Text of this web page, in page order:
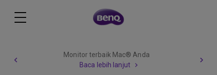
Monitor terbaik Mac® Anda
Baca lebih lanjut